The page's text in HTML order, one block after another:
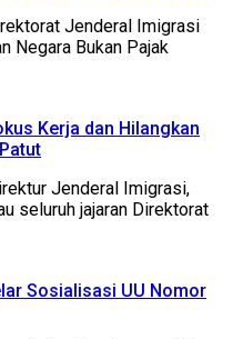
Jenderal Imigrasi
Negara Bukan Pajak
Kerja dan Hilangkan
Jenderal Imigrasi,
seluruh jajaran Direktorat
Sosialisasi UU Nomor